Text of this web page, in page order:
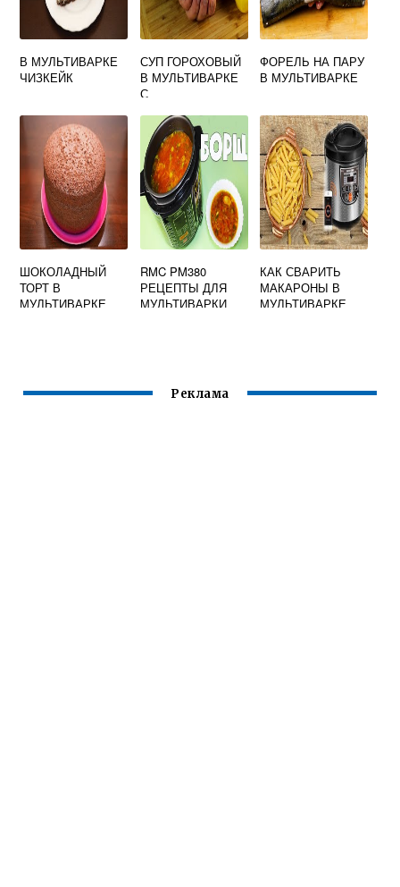
В МУЛЬТИВАРКЕ
ЧИЗКЕЙК
СУП ГОРОХОВЫЙ
В МУЛЬТИВАРКЕ
С
ФОРЕЛЬ НА ПАРУ
В МУЛЬТИВАРКЕ
ШОКОЛАДНЫЙ
ТОРТ В
МУЛЬТИВАРКЕ
RMC PM380
РЕЦЕПТЫ ДЛЯ
МУЛЬТИВАРКИ
КАК СВАРИТЬ
МАКАРОНЫ В
МУЛЬТИВАРКЕ
Реклама